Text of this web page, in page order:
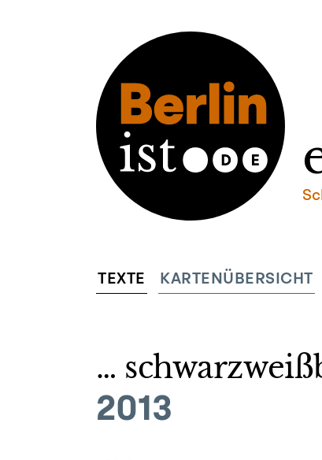
TEXTE KARTENÜBERSICHT
…
2013